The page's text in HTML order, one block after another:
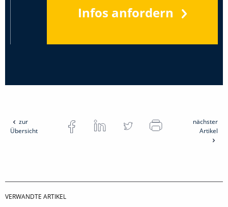
Infos anfordern
zur
Übersicht
nächster
Artikel
VERWANDTE ARTIKEL